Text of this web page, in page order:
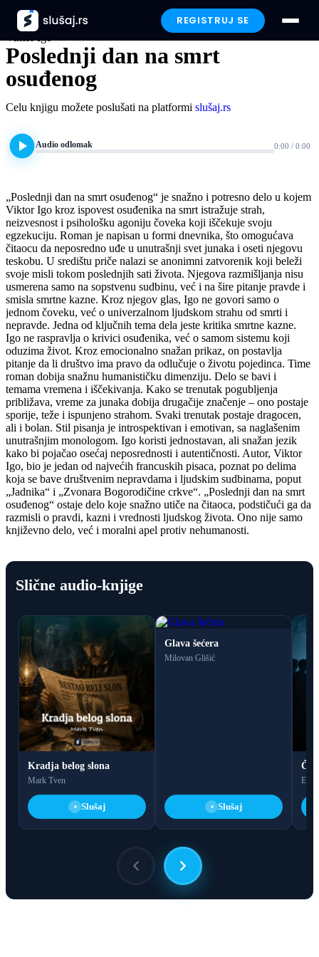
REGISTRUJ SE
Prijavi se
Paketi
Preporučeno
Iskustva
Poklon
FAQ
Spisak knjiga
Poslednji dan na smrt
osuđenog
Celu knjigu možete poslušati na platformi slušaj.rs
Audio odlomak 0:00 / 0:00
„Poslednji dan na smrt osuđenog“ je snažno i potresno delo u kojem
Viktor Igo kroz ispovest osuđenika na smrt istražuje strah,
neizvesnost i psihološku agoniju čoveka koji iščekuje svoju
egzekuciju. Roman je napisan u formi dnevnika, što omogućava
čitaocu da neposredno uđe u unutrašnji svet junaka i oseti njegovu
teskobu. U središtu priče nalazi se anonimni zatvorenik koji beleži
svoje misli tokom poslednjih sati života. Njegova razmišljanja nisu
usmerena samo na sopstvenu sudbinu, već i na šire pitanje pravde i
smisla smrtne kazne. Kroz njegov glas, Igo ne govori samo o
jednom čoveku, već o univerzalnom ljudskom strahu od smrti i
nepravde. Jedna od ključnih tema dela jeste kritika smrtne kazne.
Igo ne raspravlja o krivici osuđenika, već o samom sistemu koji
oduzima život. Kroz emocionalno snažan prikaz, on postavlja
pitanje da li društvo ima pravo da odlučuje o životu pojedinca. Time
roman dobija snažnu humanističku dimenziju. Delo se bavi i
temama vremena i iščekivanja. Kako se trenutak pogubljenja
približava, vreme za junaka dobija drugačije značenje – ono postaje
sporije, teže i ispunjeno strahom. Svaki trenutak postaje dragocen,
ali i bolan. Stil pisanja je introspektivan i emotivan, sa naglašenim
unutrašnjim monologom. Igo koristi jednostavan, ali snažan jezik
kako bi pojačao osećaj neposrednosti i autentičnosti. Autor, Viktor
Igo, bio je jedan od najvećih francuskih pisaca, poznat po delima
koja se bave društvenim nepravdama i ljudskim sudbinama, poput
„Jadnika“ i „Zvonara Bogorodičine crkve“. „Poslednji dan na smrt
osuđenog“ ostaje delo koje snažno utiče na čitaoca, podstičući ga da
razmisli o pravdi, kazni i vrednosti ljudskog života. Ono nije samo
književno delo, već i moralni apel protiv nehumanosti.
Slične audio-knjige
Kradja belog slona
Mark Tven
Slušaj
Glava šećera
Milovan Glišić
Slušaj